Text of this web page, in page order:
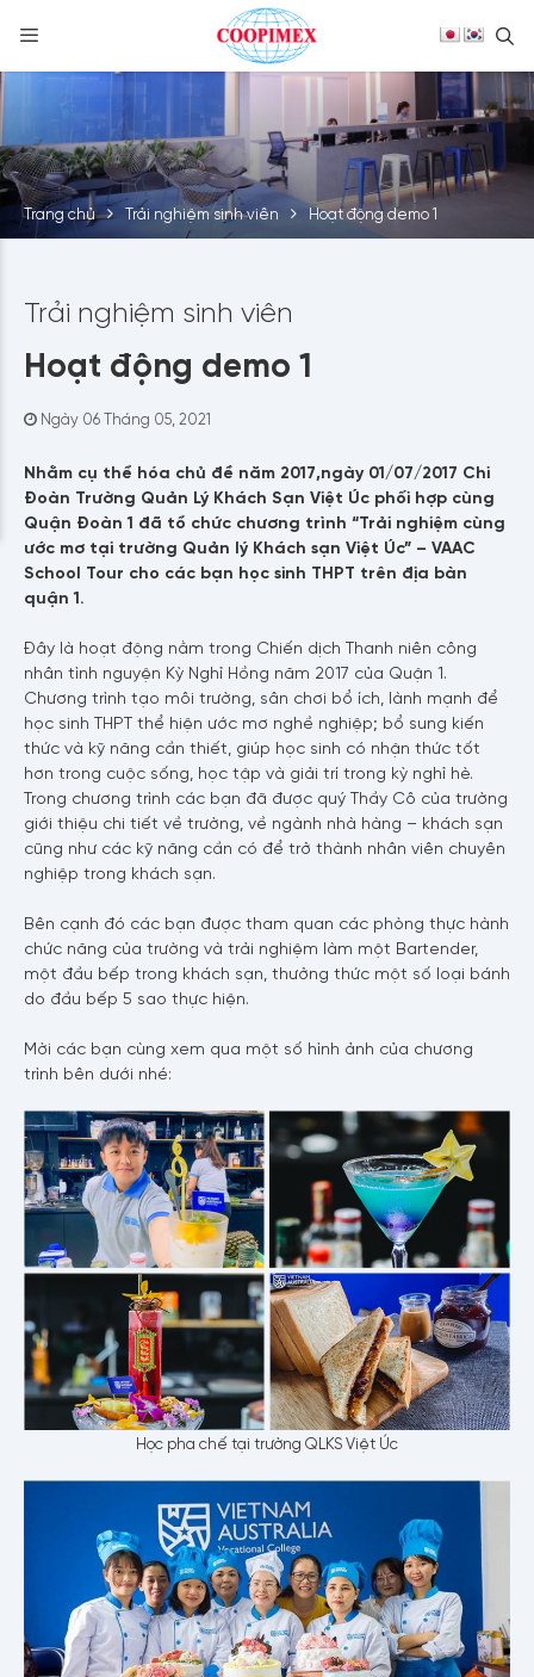
Skip
to
content
Trang chủ Trải nghiệm sinh viên Hoạt động demo 1
Trải nghiệm sinh viên
Hoạt động demo 1
Ngày 06 Tháng 05, 2021
Nhằm cụ thể hóa chủ đề năm 2017,ngày 01/07/2017 Chi
Đoàn Trường Quản Lý Khách Sạn Việt Úc phối hợp cùng
Quận Đoàn 1 đã tổ chức chương trình “Trải nghiệm cùng
ước mơ tại trường Quản lý Khách sạn Việt Úc” – VAAC
School Tour cho các bạn học sinh THPT trên địa bàn
quận 1.
Đây là hoạt động nằm trong Chiến dịch Thanh niên công
nhân tình nguyện Kỳ Nghỉ Hồng năm 2017 của Quận 1.
Chương trình tạo môi trường, sân chơi bổ ích, lành mạnh để
học sinh THPT thể hiện ước mơ nghề nghiệp; bổ sung kiến
thức và kỹ năng cần thiết, giúp học sinh có nhận thức tốt
hơn trong cuộc sống, học tập và giải trí trong kỳ nghỉ hè.
Trong chương trình các bạn đã được quý Thầy Cô của trường
giới thiệu chi tiết về trường, về ngành nhà hàng – khách sạn
cũng như các kỹ năng cần có để trở thành nhân viên chuyên
nghiệp trong khách sạn.
Bên cạnh đó các bạn được tham quan các phòng thực hành
chức năng của trường và trải nghiệm làm một Bartender,
một đầu bếp trong khách sạn, thưởng thức một số loại bánh
do đầu bếp 5 sao thực hiện.
Mời các bạn cùng xem qua một số hình ảnh của chương
trình bên dưới nhé:
Học pha chế tại trường QLKS Việt Úc